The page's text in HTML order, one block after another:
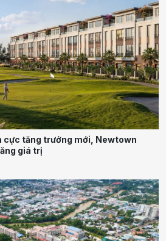
cực tăng trưởng mới, Newtown
giá trị